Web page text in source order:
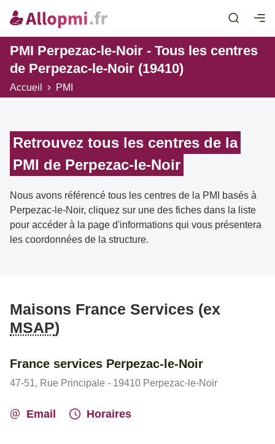
PMI Perpezac-le-Noir - Tous les centres
de Perpezac-le-Noir (19410)
Accueil PMI
Retrouvez tous les centres de la
PMI de Perpezac-le-Noir
Nous avons référencé tous les centres de la PMI basés à
Perpezac-le-Noir, cliquez sur une des fiches dans la liste
pour accéder à la page d'informations qui vous présentera
les coordonnées de la structure.
Maisons France Services (ex
MSAP)
France services Perpezac-le-Noir
47-51, Rue Principale - 19410 Perpezac-le-Noir
Email Horaires